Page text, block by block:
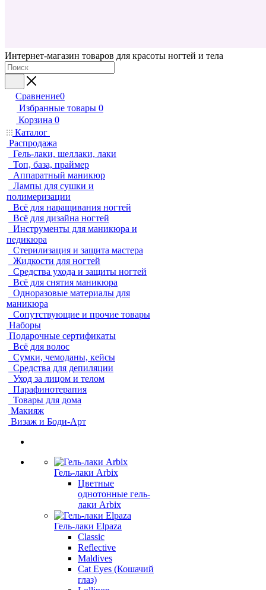
Интернет-магазин товаров для красоты ногтей и тела
Сравнение0
Избранные товары 0
Корзина 0
Каталог
Распродажа
Гель-лаки, шеллаки, лаки
Топ, база, праймер
Аппаратный маникюр
Лампы для сушки и
полимеризации
Всё для наращивания ногтей
Всё для дизайна ногтей
Инструменты для маникюра и
педикюра
Стерилизация и защита мастера
Жидкости для ногтей
Средства ухода и защиты ногтей
Всё для снятия маникюра
Одноразовые материалы для
маникюра
Сопутствующие и прочие товары
Наборы
Подарочные сертификаты
Всё для волос
Сумки, чемоданы, кейсы
Средства для депиляции
Уход за лицом и телом
Парафинотерапия
Товары для дома
Макияж
Визаж и Боди-Арт
Гель-лаки Arbix
Цветные
однотонные гель-
лаки Arbix
Гель-лаки Elpaza
Classic
Reflective
Maldives
Cat Eyes (Кошачий
глаз)